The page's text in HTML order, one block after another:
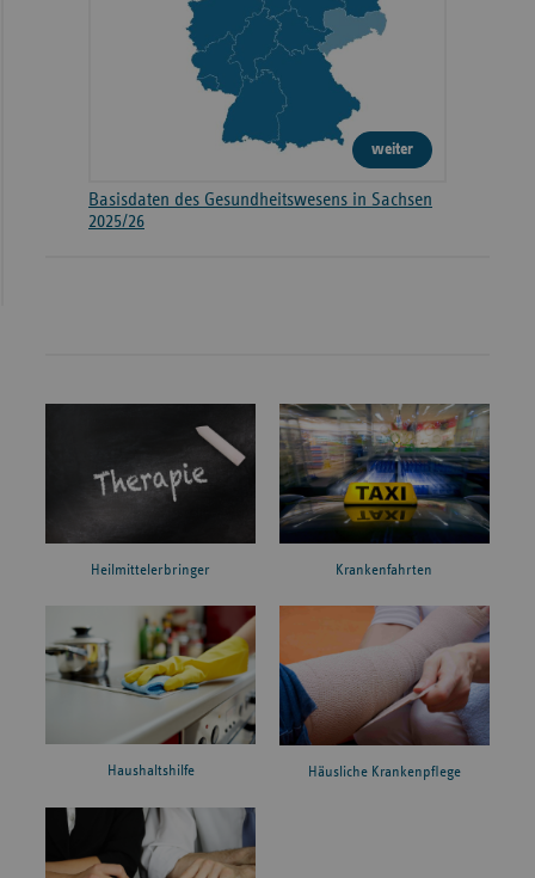
weiter
Basisdaten des Gesundheitswesens in Sachsen
2025/26
Heilmittelerbringer Krankenfahrten
Haushaltshilfe Häusliche Krankenpflege